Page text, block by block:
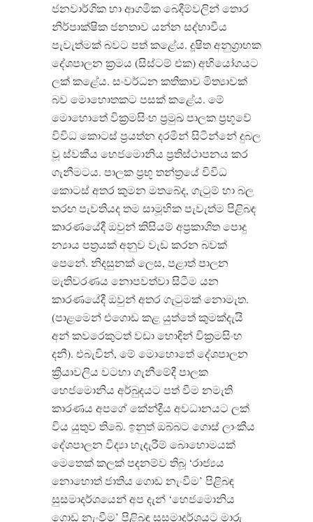
ජනවාර්ගික හා ආගමික බෙදීම්වලින් තොර
නිර්පාක්ෂික ජනතාව යන්න සද්භාවීය
පැවැත්මක් බවට පත් කළේය. දූෂිත අනුග්‍රාහක
දේශපාලන ක්‍රමය (සිස්ටම් එක) අභියෝගයට
ලක් කළේය. සංවර්ධන කතිකාව මිත්‍යාවක්
බව මොහොතකට පසක් කළේය. මේ
මොහොතේ වික්‍රමසිංහ ප්‍රමුඛ පාලක ප්‍රභූවේ
විවිධ කොටස් ප්‍රයත්න දරමින් සිටින්නේ දුබල
වූ ස්වකීය හෙජමොනිය ප්‍රතිස්ථාපනය කර
ගැනීමටය. පාලක ප්‍රභූ තන්ත්‍රයේ විවිධ
කොටස් අතර කුමන මතබේද, ගැටුම් හා බල
තරඟ පැවතියද තම සාමූහික පැවැත්ම පිළිබඳ
කාරණයේදී ඔවුන් කිසියම් අප්‍රකාශිත පොදු
න්‍යාය පත්‍රයක් අනුව වැඩ කරන බවක්
පෙනේ. නිදසුනක් ලෙස, පළාත් පාලන
මැතිවරණය නොපවත්වා සිටීම යන
කාරණයේදී ඔවුන් අතර ගැටුමක් නොමැත.
(පාළමෙන් එගොඩ කළ යුත්තේ කුමක්දැයි
අන් කවරෙකුටත් වඩා හොඳින් වික්‍රමසිංහ
දනී). එබැවින්, මේ මොහොතේ දේශපාලන
ක්‍රියාවලිය වටහා ගැනීමේදී පාලක
හෙජමොනිය අර්බුදයට පත් වීම නමැති
කාරණය අපගේ කේන්ද්‍රීය අවධානයට ලක්
විය යුතුව තිබේ. ඉනුත් ඔබ්බට ගොස් ලාංකීය
දේශපාලන විද්‍යා හැදැරීම් බොහොමයක්
මෙතෙක් කලක් පදනම්ව තිබූ ‘රාජ්‍යය
නොහොත් ජාතිය ගොඩ නැංවීම’ පිළිබඳ
සුසමාදර්ශයෙන් අප දැන් ‘හෙජමොනිය
ගොඩ නැංවීම’ පිළිබඳ සුසමාදර්ශයට මාරු